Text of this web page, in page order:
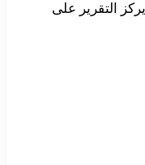
التقرير على